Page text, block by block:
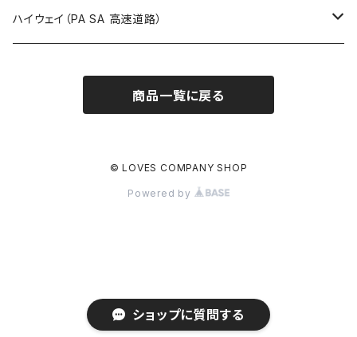
ショップに質問する
群馬県
ホテルキーホルダー
Tシャツ
ハイウェイ（PA SA 高速道路）
商品一覧に戻る
© LOVES COMPANY SHOP
Powered by